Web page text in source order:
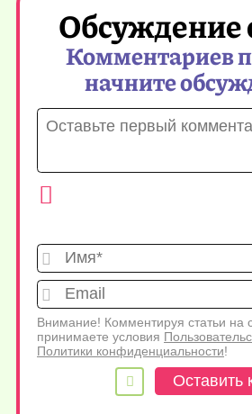
Обсуждение
Комментариев
начните
Внимание! Комментируя статьи на
принимаете условия
Политики конфиденциальности!